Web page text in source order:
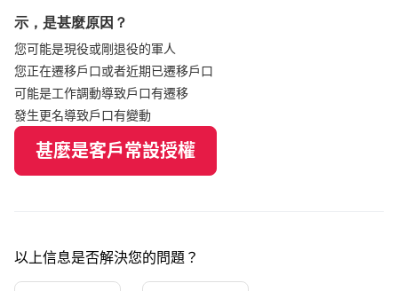
示，是甚麼原因？
您可能是現役或剛退役的軍人
您正在遷移戶口或者近期已遷移戶口
可能是工作調動導致戶口有遷移
發生更名導致戶口有變動
甚麼是客戶常設授權
以上信息是否解決您的問題？